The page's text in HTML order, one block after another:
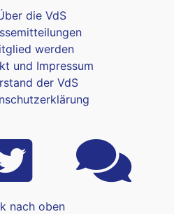
die VdS
werden
und Impressum
der VdS
nach oben